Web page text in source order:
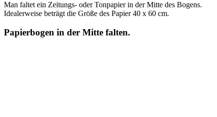
Man faltet ein Zeitungs- oder Tonpapier in der Mitte des Bogens.
Idealerweise beträgt die Größe des Papier 40 x 60 cm.
Papierbogen in der Mitte falten.